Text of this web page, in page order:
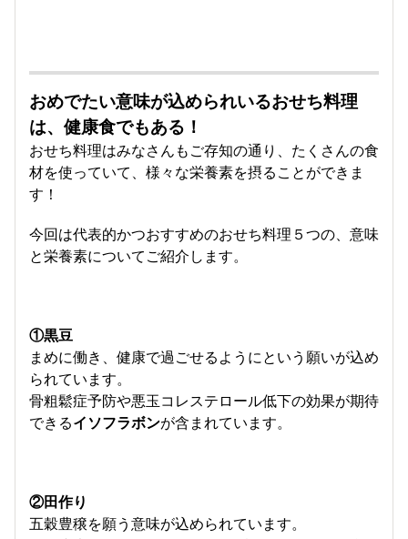
おめでたい意味が込められいるおせち料理
は、健康食でもある！
おせち料理はみなさんもご存知の通り、たくさんの食
材を使っていて、様々な栄養素を摂ることができま
す！
今回は代表的かつおすすめのおせち料理５つの、意味
と栄養素についてご紹介します。
①黒豆
まめに働き、健康で過ごせるようにという願いが込め
られています。
骨粗鬆症予防や悪玉コレステロール低下の効果が期待
できるイソフラボンが含まれています。
②田作り
五穀豊穣を願う意味が込められています。